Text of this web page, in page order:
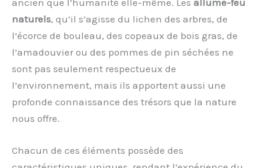
ancien que l’humanité elle-même. Les allume-feu
naturels, qu’il s’agisse du lichen des arbres, de
l’écorce de bouleau, des copeaux de bois gras, de
l’amadouvier ou des pommes de pin séchées ne
sont pas seulement respectueux de
l’environnement, mais ils apportent aussi une
profonde connaissance des trésors que la nature
nous offre.
Chacun de ces éléments possède des